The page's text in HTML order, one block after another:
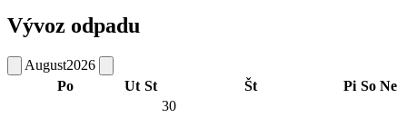
Vývoz odpadu
August2026
Po
Ut St Št Pi So Ne
30